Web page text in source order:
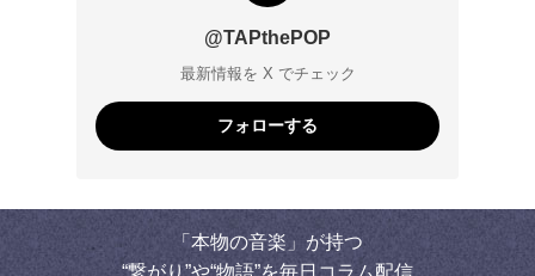
@TAPthePOP
最新情報を X でチェック
フォローする
「本物の音楽」が持つ